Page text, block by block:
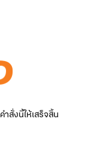
สั่งนี้ให้เสร็จสิ้น